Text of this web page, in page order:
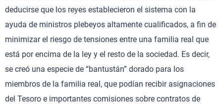
deducirse que los reyes establecieron el sistema con la
ayuda de ministros plebeyos altamente cualificados, a fin de
minimizar el riesgo de tensiones entre una familia real que
está por encima de la ley y el resto de la sociedad. Es decir,
se creó una especie de “bantustán” dorado para los
miembros de la familia real, que podían recibir asignaciones
del Tesoro e importantes comisiones sobre contratos de